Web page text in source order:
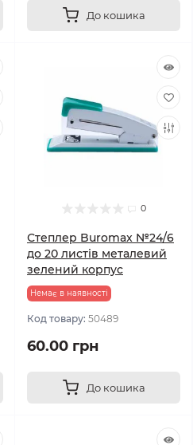
До кошика
0
Степлер Buromax №24/6
до 20 листів металевий
зелений корпус
Немає в наявності
Код товару: 50489
60.00 грн
До кошика